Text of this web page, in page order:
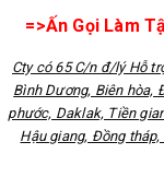
=>Ấn Gọi Làm
Cty có 65 C/n đ/lý Hỗ
Bình Dương, Biên hòa,
phước, Daklak, Tiền
Hậu giang, Đồng